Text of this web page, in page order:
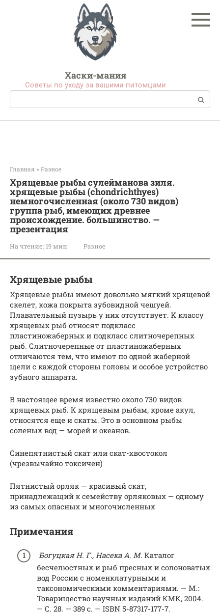
Хаски-мания
Советы по уходу за вашими питомцами
Поиск:
Главная » Разное
Хрящевые рыбы сулейманова зиля.
хрящевые рыбы (chondrichthyes)
немногочисленная (около 730 видов)
группа рыб, имеющих древнее
происхождение. большинство. —
презентация
На чтение: 19 мин Разное
Хрящевые рыбы
Хрящевые рыбы имеют довольно мягкий хрящевой
скелет, кожа покрыта зубовидной чешуей.
Плавательный пузырь y них отсутствует. K классу
хрящевых рыб относят подкласс
пластиножаберных и подкласс слитночерепных
рыб. Слитночерепные от пластиножаберных
отличаются тем, что имеют по одной жаберной
щели с каждой стороны головы и особое устройство
зубного аппарата.
В настоящее время известно около 730 видов
хрящевых рыб. К хрящевым рыбам, кроме акул,
относятся еще и скаты. Это в основном рыбы
соленых вод — морей и океанов.
Синепятнистый скат или скат-хвостокол
(чрезвычайно токсичен)
Пятнистый орляк — красивый скат,
принадлежащий к семейству орляковых — одному
из самых опасных и многочисленных
Примечания
Богуцкая Н. Г., Насека А. М. Каталог
бесчелюстных и рыб пресных и солоноватых
вод России с номенклатурными и
таксономическими комментариями. — М.:
Товарищество научных изданий КМК, 2004.
— С. 28. — 389 с. — ISBN 5-87317-177-7.